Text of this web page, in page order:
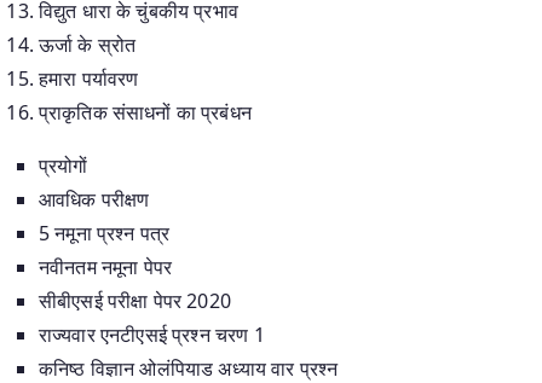
विद्युत धारा के चुंबकीय प्रभाव
ऊर्जा के स्रोत
हमारा पर्यावरण
प्राकृतिक संसाधनों का प्रबंधन
प्रयोगों
आवधिक परीक्षण
5 नमूना प्रश्न पत्र
नवीनतम नमूना पेपर
सीबीएसई परीक्षा पेपर 2020
राज्यवार एनटीएसई प्रश्न चरण 1
कनिष्ठ विज्ञान ओलंपियाड अध्याय वार प्रश्न